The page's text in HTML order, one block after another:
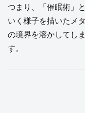
つまり、「催眠術」
いく様子を描いたメ
の境界を溶かしてし
す。